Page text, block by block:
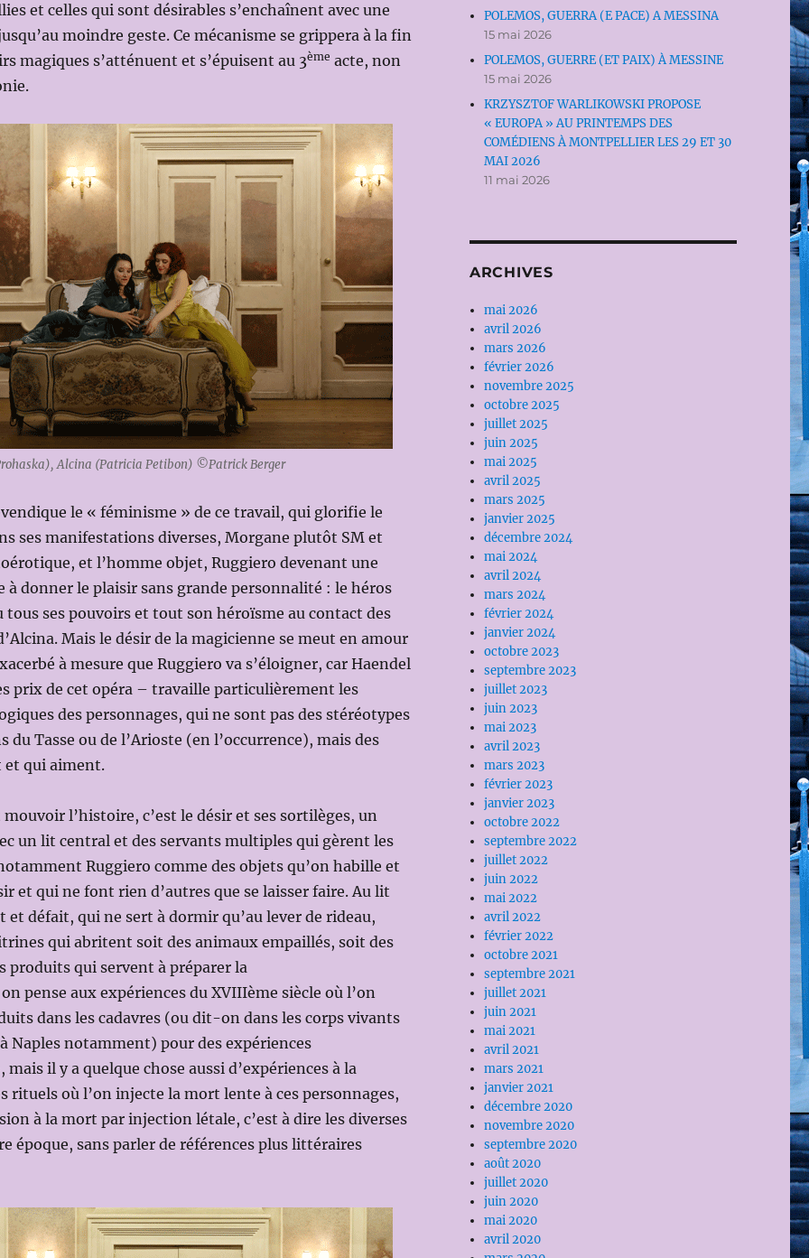
et celles qui sont désirables s’enchaînent avec une
moindre geste. Ce mécanisme se grippera à la fin
magiques s’atténuent et s’épuisent au 3ème acte, non
Alcina (Patricia Petibon) ©Patrick Berger
le « féminisme » de ce travail, qui glorifie le
ses manifestations diverses, Morgane plutôt SM et
et l’homme objet, Ruggiero devenant une
à donner le plaisir sans grande personnalité : le héros
tous ses pouvoirs et tout son héroïsme au contact des
Mais le désir de la magicienne se meut en amour
à mesure que Ruggiero va s’éloigner, car Haendel
prix de cet opéra – travaille particulièrement les
des personnages, qui ne sont pas des stéréotypes
du Tasse ou de l’Arioste (en l’occurrence), mais des
et qui aiment.
l’histoire, c’est le désir et ses sortilèges, un
un lit central et des servants multiples qui gèrent les
Ruggiero comme des objets qu’on habille et
et qui ne font rien d’autres que se laisser faire. Au lit
et défait, qui ne sert à dormir qu’au lever de rideau,
qui abritent soit des animaux empaillés, soit des
produits qui servent à préparer la
pense aux expériences du XVIIIème siècle où l’on
dans les cadavres (ou dit-on dans les corps vivants
Naples notamment) pour des expériences
il y a quelque chose aussi d’expériences à la
rituels où l’on injecte la mort lente à ces personnages,
à la mort par injection létale, c’est à dire les diverses
époque, sans parler de références plus littéraires
POLEMOS, GUERRA (E PACE) A MESSINA
15 mai 2026
POLEMOS, GUERRE (ET PAIX) À MESSINE
15 mai 2026
KRZYSZTOF WARLIKOWSKI PROPOSE
« EUROPA » AU PRINTEMPS DES
COMÉDIENS À MONTPELLIER LES 29 ET 30
MAI 2026
11 mai 2026
ARCHIVES
mai 2026
avril 2026
mars 2026
février 2026
novembre 2025
octobre 2025
juillet 2025
juin 2025
mai 2025
avril 2025
mars 2025
janvier 2025
décembre 2024
mai 2024
avril 2024
mars 2024
février 2024
janvier 2024
octobre 2023
septembre 2023
juillet 2023
juin 2023
mai 2023
avril 2023
mars 2023
février 2023
janvier 2023
octobre 2022
septembre 2022
juillet 2022
juin 2022
mai 2022
avril 2022
février 2022
octobre 2021
septembre 2021
juillet 2021
juin 2021
mai 2021
avril 2021
mars 2021
janvier 2021
décembre 2020
novembre 2020
septembre 2020
août 2020
juillet 2020
juin 2020
mai 2020
avril 2020